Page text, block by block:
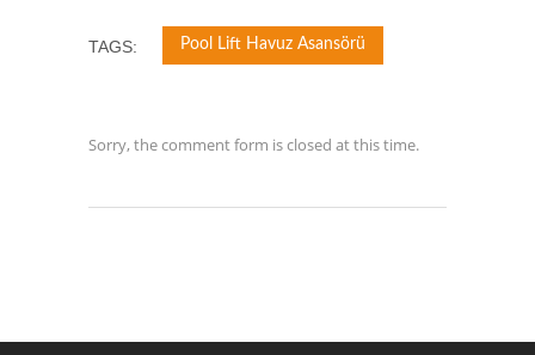
TAGS: Pool Lift Havuz Asansörü
Sorry, the comment form is closed at this time.